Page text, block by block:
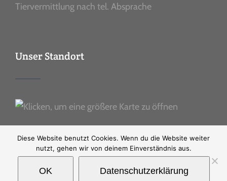
Tiervermittlung nach tel. Absprache
Unser Standort
Diese Website benutzt Cookies. Wenn du die Website weiter
nutzt, gehen wir von deinem Einverständnis aus.
OK Datenschutzerklärung